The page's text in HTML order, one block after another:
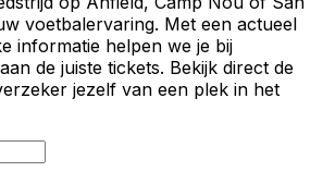
voetbalervaring. Met een actueel
informatie helpen we je bij
de juiste tickets. Bekijk direct de
jezelf van een plek in het